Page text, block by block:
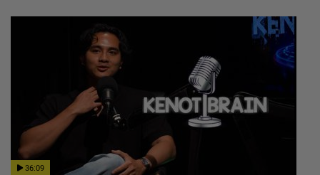
36:09